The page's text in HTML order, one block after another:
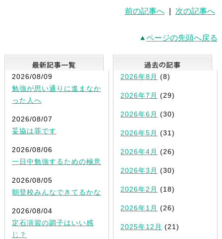
前の記事へ 次の記事へ
ページの先頭へ戻る
最新記事一覧
2026/08/09
勉強が思い通りに進まなか
った人へ
2026/08/07
妥協は罪です
2026/08/06
一日中勉強するための極意
2026/08/05
朝登校みんなできてるかな
2026/08/04
定石演習の調子はいい感
じ？
2026年8月 (8)
2026年7月 (29)
2026年6月 (30)
2026年5月 (31)
2026年4月 (26)
2026年3月 (30)
2026年2月 (18)
2026年1月 (26)
2025年12月 (21)